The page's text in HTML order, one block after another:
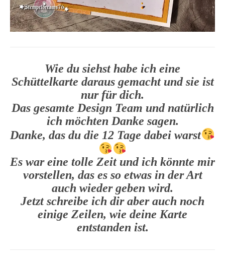
Wie du siehst habe ich eine
Schüttelkarte daraus gemacht und sie ist
nur für dich.
Das gesamte Design Team und natürlich
ich möchten Danke sagen.
Danke, das du die 12 Tage dabei warst
Es war eine tolle Zeit und ich könnte mir
vorstellen, das es so etwas in der Art
auch wieder geben wird.
Jetzt schreibe ich dir aber auch noch
einige Zeilen, wie deine Karte
entstanden ist.